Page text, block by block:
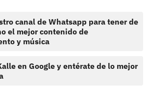
canal de Whatsapp para tener de
el mejor contenido de
y música
en Google y entérate de lo mejor